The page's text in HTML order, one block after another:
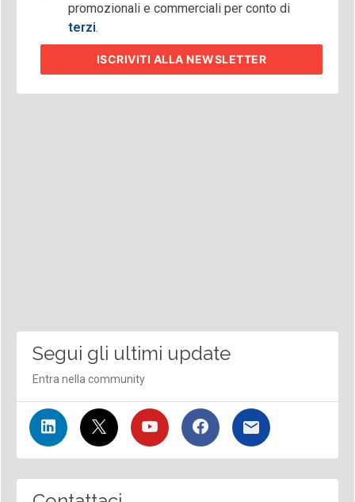
promozionali e commerciali per conto di
terzi.
ISCRIVITI ALLA NEWSLETTER
Segui gli ultimi update
Entra nella community